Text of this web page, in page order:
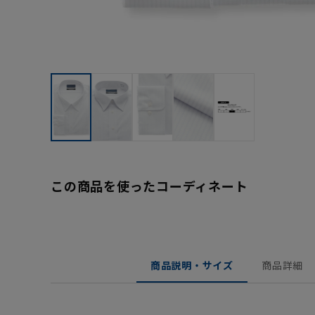
この商品を使ったコーディネート
商品説明・サイズ 商品詳細